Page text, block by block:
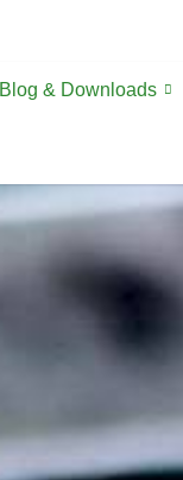
Blog & Downloads